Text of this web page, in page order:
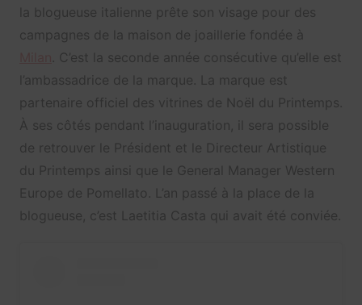
la blogueuse italienne prête son visage pour des
campagnes de la maison de joaillerie fondée à
. C’est la seconde année consécutive qu’elle est
l’ambassadrice de la marque. La marque est
partenaire officiel des vitrines de Noël du Printemps.
À ses côtés pendant l’inauguration, il sera possible
de retrouver le Président et le Directeur Artistique
du Printemps ainsi que le General Manager Western
Europe de Pomellato. L’an passé à la place de la
blogueuse, c’est Laetitia Casta qui avait été conviée.